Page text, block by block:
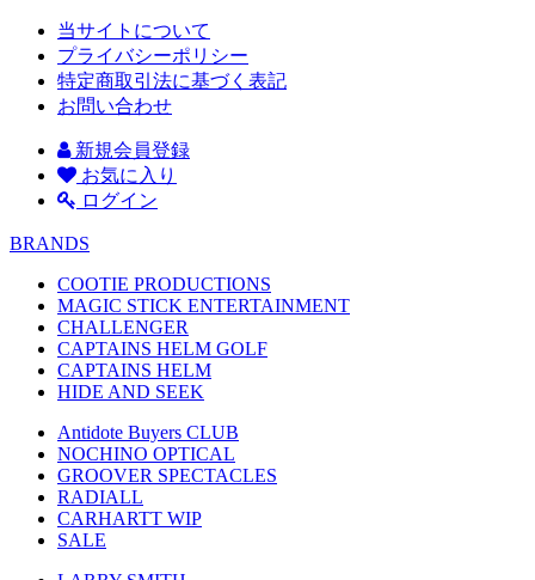
当サイトについて
プライバシーポリシー
特定商取引法に基づく表記
お問い合わせ
新規会員登録
お気に入り
ログイン
BRANDS
COOTIE PRODUCTIONS
MAGIC STICK ENTERTAINMENT
CHALLENGER
CAPTAINS HELM GOLF
CAPTAINS HELM
HIDE AND SEEK
Antidote Buyers CLUB
NOCHINO OPTICAL
GROOVER SPECTACLES
RADIALL
CARHARTT WIP
SALE